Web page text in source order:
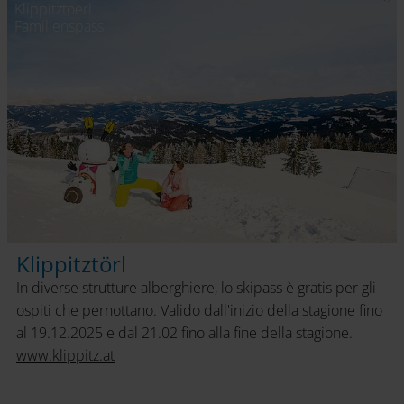
Klippitztoerl
Klippitztörl
In diverse strutture alberghiere, lo skipass è gratis per gli
ospiti che pernottano. Valido dall'inizio della stagione fino
al 19.12.2025 e dal 21.02 fino alla fine della stagione.
www.klippitz.at